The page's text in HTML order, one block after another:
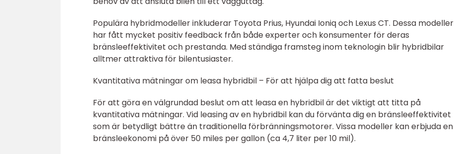
Populära hybridmodeller inkluderar Toyota Prius, Hyundai Ioniq och Lexus CT. Dessa modeller
har fått mycket positiv feedback från både experter och konsumenter för deras
bränsleeffektivitet och prestanda. Med ständiga framsteg inom teknologin blir hybridbilar
alltmer attraktiva för bilentusiaster.
Kvantitativa mätningar om leasa hybridbil – För att hjälpa dig att fatta beslut
För att göra en välgrundad beslut om att leasa en hybridbil är det viktigt att titta på
kvantitativa mätningar. Vid leasing av en hybridbil kan du förvänta dig en bränsleeffektivitet
som är betydligt bättre än traditionella förbränningsmotorer. Vissa modeller kan erbjuda en
bränsleekonomi på över 50 miles per gallon (ca 4,7 liter per 10 mil).